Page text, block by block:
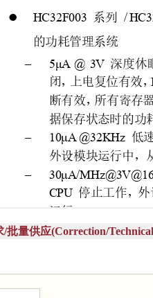
量供应(Correction/